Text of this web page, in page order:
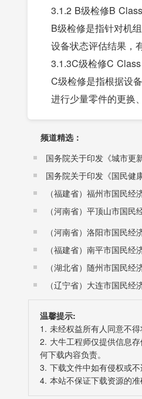
3.1.2 B级检修B
B级检修是指针对机
设备状态评估结果，
3.1.3C级检修C
C级检修是指根据设
进行少量零件的更换
频道精选：
温馨提示:
1. 未经权益所有人同意不得
2. 大牛工程师仅提供信息
何下载内容负责。
3. 下载文件中如有侵权或不
4. 本站不保证下载资源的